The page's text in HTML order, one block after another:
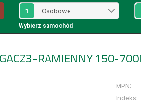
1
Wybierz samochód
RAMIENNY 150-
MPN:
Indeks: